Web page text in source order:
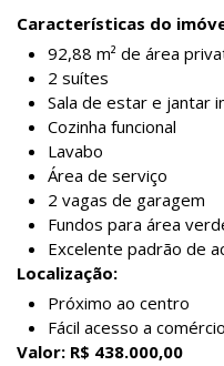
Características do
92,88 m² de área
2 suítes
Sala de estar e jantar
Cozinha funcional
Lavabo
Área de serviço
2 vagas de garagem
Fundos para área
Excelente padrão de
Localização:
Próximo ao centro
Fácil acesso a
Valor: R$ 438.000,00